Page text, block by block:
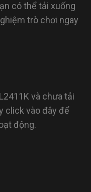
có thể tải xuống
trò chơi ngay
và chưa tải
click vào đây để
động.